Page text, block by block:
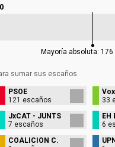
0
Mayoría absoluta:176
sumar sus escaños
PSOE
121 escaños
Vox
33
JxCAT - JUNTS
7 escaños
EH
6
COALICIÓN C.